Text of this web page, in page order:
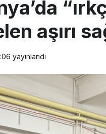
aşırı
yayınlandı
GENEL
İstifa eden
Çakır’dan
“Yörük çocuğu,
adamların önüne
ifade vermez”